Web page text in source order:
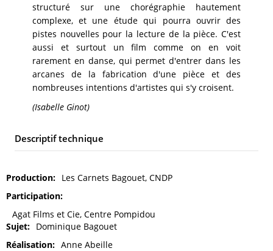
structuré sur une chorégraphie hautement
complexe, et une étude qui pourra ouvrir des
pistes nouvelles pour la lecture de la pièce. C'est
aussi et surtout un film comme on en voit
rarement en danse, qui permet d'entrer dans les
arcanes de la fabrication d'une pièce et des
nombreuses intentions d'artistes qui s'y croisent.
(Isabelle Ginot)
Descriptif technique
Production
Les Carnets Bagouet, CNDP
Participation
Agat Films et Cie, Centre Pompidou
Sujet
Dominique Bagouet
Réalisation
Anne Abeille